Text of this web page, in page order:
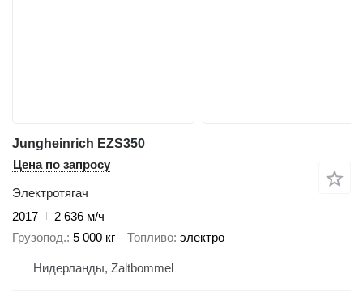
Jungheinrich EZS350
Цена по запросу
Электротягач
2017
2 636 м/ч
Грузопод. 5 000 кг Топливо электро
Нидерланды, Zaltbommel